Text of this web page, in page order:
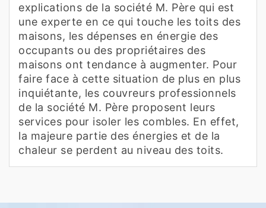
explications de la société M. Père qui est
une experte en ce qui touche les toits des
maisons, les dépenses en énergie des
occupants ou des propriétaires des
maisons ont tendance à augmenter. Pour
faire face à cette situation de plus en plus
inquiétante, les couvreurs professionnels
de la société M. Père proposent leurs
services pour isoler les combles. En effet,
la majeure partie des énergies et de la
chaleur se perdent au niveau des toits.